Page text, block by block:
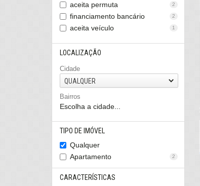
aceita permuta
2
financiamento bancário 2
aceita veículo 1
LOCALIZAÇÃO
Cidade
QUALQUER
Bairros
Escolha a cidade...
TIPO DE IMÓVEL
Qualquer
Apartamento
2
CARACTERÍSTICAS